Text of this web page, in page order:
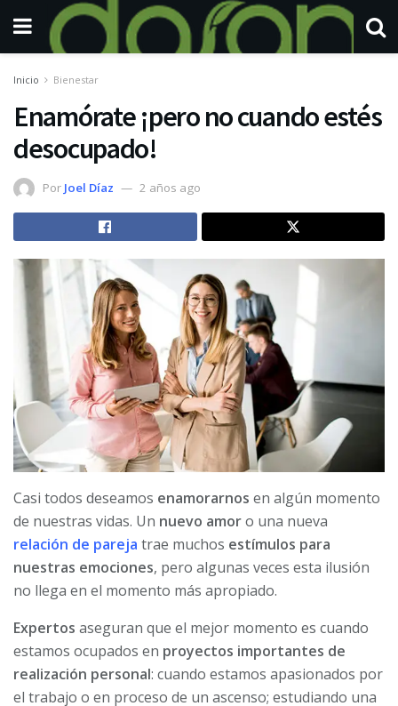
Inicio Bienestar
Enamórate ¡pero no cuando estés
desocupado!
Por Joel Díaz 2 años ago
Casi todos deseamos enamorarnos en algún momento
de nuestras vidas. Un nuevo amoro una nueva
relación de pareja trae muchos estímulos para
nuestras emociones, pero algunas veces esta ilusión
no llega en el momento más apropiado.
Expertos aseguran que el mejor momento es cuando
estamos ocupados en proyectos importantes de
realización personal: cuando estamos apasionados por
el trabajo o en proceso de un ascenso; estudiando una